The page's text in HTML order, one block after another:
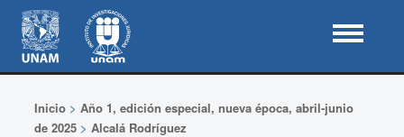
Inicio> Año 1, edición especial, nueva época, abril-junio
de 2025> Alcalá Rodríguez